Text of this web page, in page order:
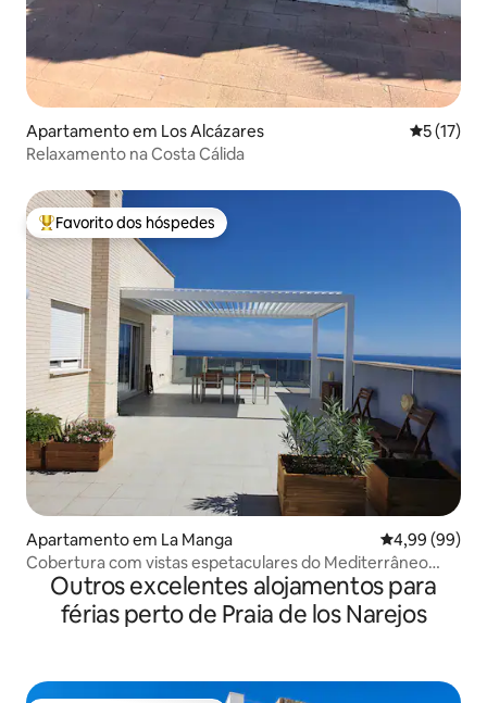
Apartamento em Los Alcázares
5 (17)
Relaxamento na Costa Cálida
Favoritos dos hóspedes mais apreciados
Favorito dos hóspedes
Apartamento em La Manga Classificação
4,99 (99)
Cobertura com vistas espetaculares do Mediterrâneo
Veneziol
Outros excelentes alojamentos para
férias perto de Praia de los Narejos